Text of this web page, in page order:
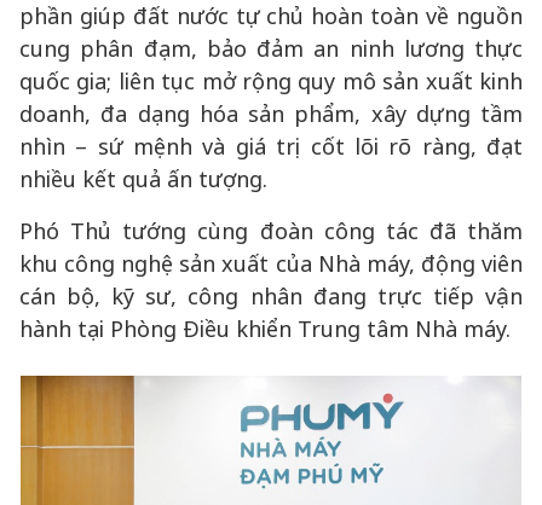
phần giúp đất nước tự chủ hoàn toàn về nguồn
cung phân đạm, bảo đảm an ninh lương thực
quốc gia; liên tục mở rộng quy mô sản xuất kinh
doanh, đa dạng hóa sản phẩm, xây dựng tầm
nhìn – sứ mệnh và giá trị cốt lõi rõ ràng, đạt
nhiều kết quả ấn tượng.
Phó Thủ tướng cùng đoàn công tác đã thăm
khu công nghệ sản xuất của Nhà máy, động viên
cán bộ, kỹ sư, công nhân đang trực tiếp vận
hành tại Phòng Điều khiển Trung tâm Nhà máy.